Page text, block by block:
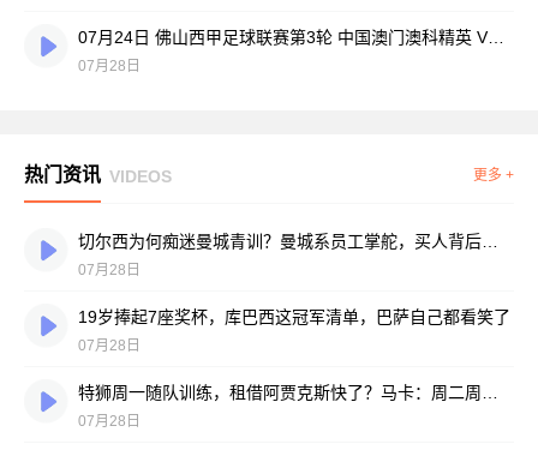
07月24日 佛山西甲足球联赛第3轮 中国澳门澳科精英 VS 藝品高國際 全场录像
07月28日
热门资讯 VIDEOS 更多 +
07月28日
19岁捧起7座奖杯，库巴西这冠军清单，巴萨自己都看笑了
07月28日
07月28日